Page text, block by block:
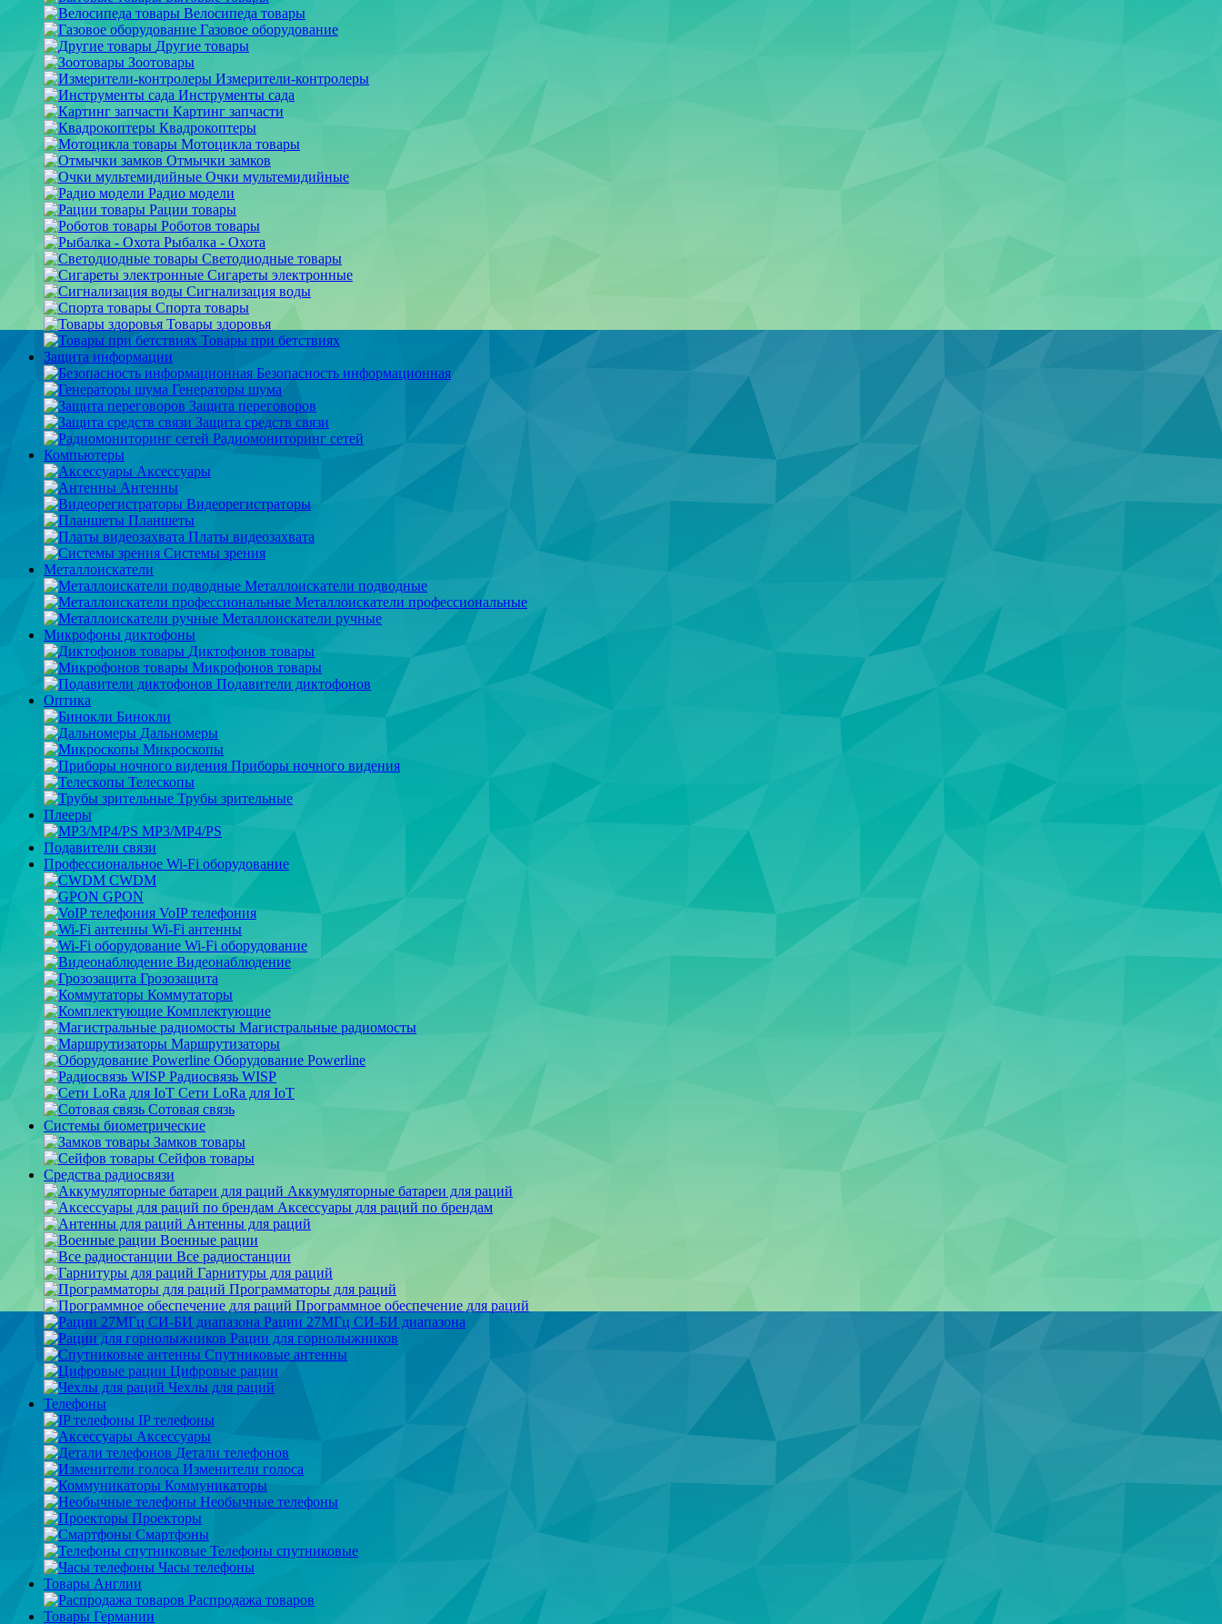
Велосипеда товары
Газовое оборудование
Другие товары
Зоотовары
Измерители-контролеры
Инструменты сада
Картинг запчасти
Квадрокоптеры
Мотоцикла товары
Отмычки замков
Очки мультемидийные
Радио модели
Рации товары
Роботов товары
Рыбалка - Охота
Светодиодные товары
Сигареты электронные
Сигнализация воды
Спорта товары
Товары здоровья
Товары при бетствиях
Защита информации
Безопасность информационная
Генераторы шума
Защита переговоров
Защита средств связи
Радиомониторинг сетей
Компьютеры
Аксессуары
Антенны
Видеорегистраторы
Планшеты
Платы видеозахвата
Системы зрения
Металлоискатели
Металлоискатели подводные
Металлоискатели профессиональные
Металлоискатели ручные
Микрофоны диктофоны
Диктофонов товары
Микрофонов товары
Подавители диктофонов
Оптика
Бинокли
Дальномеры
Микроскопы
Приборы ночного видения
Телескопы
Трубы зрительные
Плееры
MP3/MP4/PS
Подавители связи
Профессиональное Wi-Fi оборудование
CWDM
GPON
VoIP телефония
Wi-Fi антенны
Wi-Fi оборудование
Видеонаблюдение
Грозозащита
Коммутаторы
Комплектующие
Магистральные радиомосты
Маршрутизаторы
Оборудование Powerline
Радиосвязь WISP
Сети LoRa для IoT
Сотовая связь
Системы биометрические
Замков товары
Сейфов товары
Средства радиосвязи
Аккумуляторные батареи для раций
Аксессуары для раций по брендам
Антенны для раций
Военные рации
Все радиостанции
Гарнитуры для раций
Программаторы для раций
Программное обеспечение для раций
Рации 27МГц СИ-БИ диапазона
Рации для горнолыжников
Спутниковые антенны
Цифровые рации
Чехлы для раций
Телефоны
IP телефоны
Аксессуары
Детали телефонов
Изменители голоса
Коммуникаторы
Необычные телефоны
Проекторы
Смартфоны
Телефоны спутниковые
Часы телефоны
Товары Англии
Распродажа товаров
Товары Германии